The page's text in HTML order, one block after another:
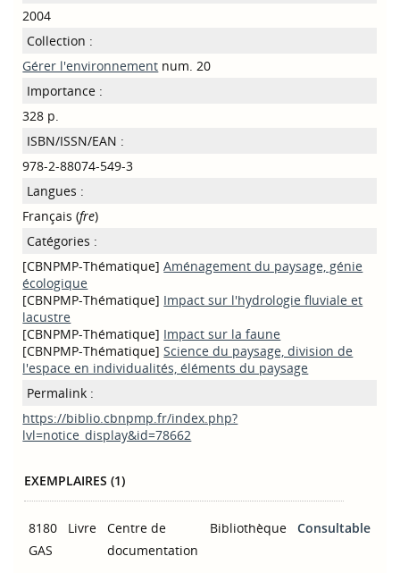
2004
Collection :
Gérer l'environnement num. 20
Importance :
328 p.
ISBN/ISSN/EAN :
978-2-88074-549-3
Langues :
Français (fre)
Catégories :
[CBNPMP-Thématique]Aménagement du paysage, génie
écologique
[CBNPMP-Thématique] Impact sur l'hydrologie fluviale et
lacustre
[CBNPMP-Thématique] Impact sur la faune
[CBNPMP-Thématique]Science du paysage, division de
l'espace en individualités, éléments du paysage
Permalink :
https://biblio.cbnpmp.fr/index.php?
lvl=notice_display&id=78662
EXEMPLAIRES (1)
8180
GAS
Livre
Centre de
documentation
Bibliothèque Consultable